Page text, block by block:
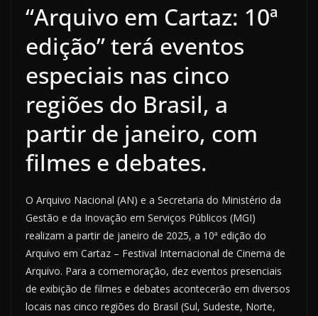
“Arquivo em Cartaz: 10ª
edição” terá eventos
especiais nas cinco
regiões do Brasil, a
partir de janeiro, com
filmes e debates.
O Arquivo Nacional (AN) e a Secretaria do Ministério da
Gestão e da Inovação em Serviços Públicos (MGI)
realizam a partir de janeiro de 2025, a 10ª edição do
Arquivo em Cartaz – Festival Internacional de Cinema de
Arquivo. Para a comemoração, dez eventos presenciais
de exibição de filmes e debates acontecerão em diversos
locais nas cinco regiões do Brasil (Sul, Sudeste, Norte,